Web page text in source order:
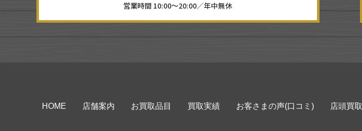
営業時間 10:00～20:00／年中無休
HOME 店舗案内 お買取品目 買取実績 お客さまの声(口コミ) 店頭買取